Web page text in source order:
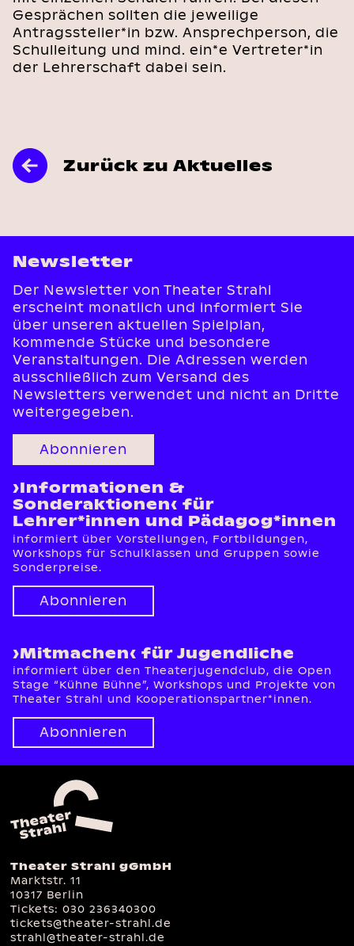
Gesprächen sollten die jeweilige
Antragssteller*in bzw. Ansprechperson, die
Schulleitung und mind. ein*e Vertreter*in
der Lehrerschaft dabei sein.
Zurück zu Aktuelles
Newsletter
Der Newsletter von Theater Strahl
erscheint monatlich und informiert Sie
über unseren aktuellen Spielplan,
kommende Stücke und besondere
Veranstaltungen. Die Adressen werden
ausschließlich zum Versand des
Newsletters verwendet und nicht an Dritte
weitergegeben.
Abonnieren
›Informationen &
Sonderaktionen‹ für
Lehrer*innen und Pädagog*innen
informiert über Vorstellungen, Fortbildungen,
Workshops für Schulklassen und Gruppen sowie
Sonderpreise.
Abonnieren
›Mitmachen‹ für Jugendliche
informiert über den Theaterjugendclub, die Open
Stage “Kühne Bühne”, Workshops und Projekte von
Theater Strahl und Kooperationspartner*innen.
Abonnieren
Theater Strahl gGmbH
Marktstr. 11
10317 Berlin
Tickets:030 236340300
tickets@theater-strahl.de
strahl@theater-strahl.de